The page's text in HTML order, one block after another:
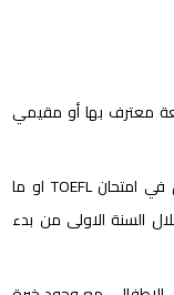
معترف بها أو مقيمي
اتقان اللغة الإنجليزية بعلامة 500 فما فوق في امتحان TOEFL او ما
السنة الاولى من بدء